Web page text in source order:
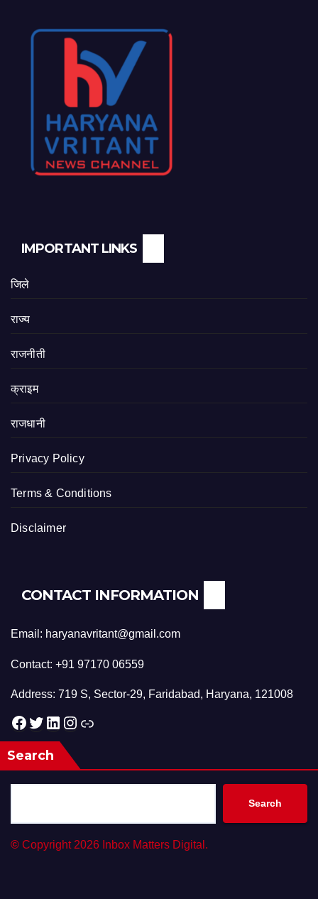
IMPORTANT LINKS
जिले
राज्य
राजनीती
क्राइम
राजधानी
Privacy Policy
Terms & Conditions
Disclaimer
CONTACT INFORMATION
Email: haryanavritant@gmail.com
Contact: +91 97170 06559
Address: 719 S, Sector-29, Faridabad, Haryana, 121008
Facebook Twitter LinkedIn Instagram Link
Search
Search
© Copyright 2026 Inbox Matters Digital.